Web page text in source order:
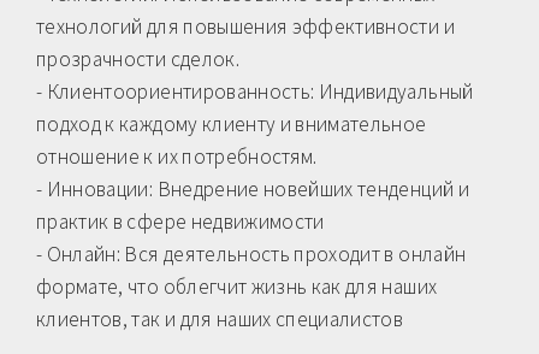
технологий для повышения эффективности и
прозрачности сделок.
- Клиентоориентированность: Индивидуальный
подход к каждому клиенту и внимательное
отношение к их потребностям.
- Инновации: Внедрение новейших тенденций и
практик в сфере недвижимости
- Онлайн: Вся деятельность проходит в онлайн
формате, что облегчит жизнь как для наших
клиентов, так и для наших специалистов